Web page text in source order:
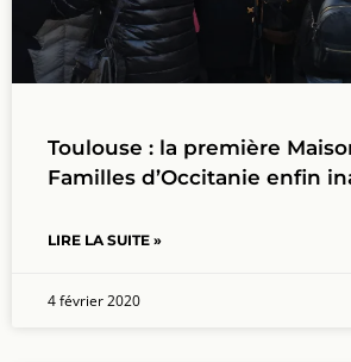
Toulouse : la première
Familles d’Occitanie enfin
LIRE LA SUITE »
4 février 2020